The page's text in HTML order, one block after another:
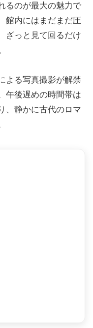
るのが最大の魅力で
館内にはまだまだ圧
ざっと見て回るだけ
よる写真撮影が解禁
午後遅めの時間帯は
、静かに古代のロマ